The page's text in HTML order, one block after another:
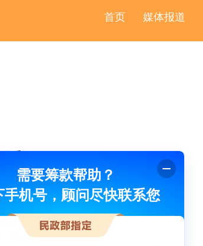
媒体报道
首页
币，用于
金会捐赠
支持。
开始疫苗
以及与细
需要筹款帮助？
手机号，顾问尽快联系您